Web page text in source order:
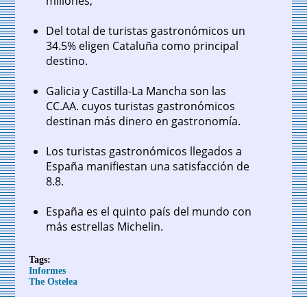
Del total de turistas gastronómicos un
34.5% eligen Cataluña como principal
destino.
Galicia y Castilla-La Mancha son las
CC.AA. cuyos turistas gastronómicos
destinan más dinero en gastronomía.
Los turistas gastronómicos llegados a
España manifiestan una satisfacción de
8.8.
España es el quinto país del mundo con
más estrellas Michelin.
Tags:
Informes
The Ostelea